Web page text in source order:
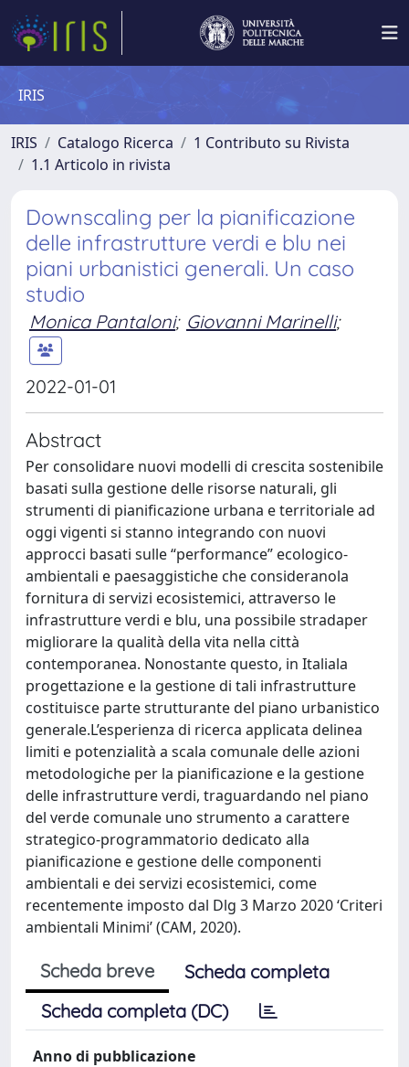
IRIS
IRIS Catalogo Ricerca
1 Contributo su Rivista
1.1 Articolo in rivista
Downscaling per la pianificazione
delle infrastrutture verdi e blu nei
piani urbanistici generali. Un caso
studio
Monica Pantaloni; Giovanni Marinelli;
2022-01-01
Abstract
Per consolidare nuovi modelli di crescita sostenibile
basati sulla gestione delle risorse naturali, gli
strumenti di pianificazione urbana e territoriale ad
oggi vigenti si stanno integrando con nuovi
approcci basati sulle “performance” ecologico-
ambientali e paesaggistiche che consideranola
fornitura di servizi ecosistemici, attraverso le
infrastrutture verdi e blu, una possibile stradaper
migliorare la qualità della vita nella città
contemporanea. Nonostante questo, in Italiala
progettazione e la gestione di tali infrastrutture
costituisce parte strutturante del piano urbanistico
generale.L’esperienza di ricerca applicata delinea
limiti e potenzialità a scala comunale delle azioni
metodologiche per la pianificazione e la gestione
delle infrastrutture verdi, traguardando nel piano
del verde comunale uno strumento a carattere
strategico-programmatorio dedicato alla
pianificazione e gestione delle componenti
ambientali e dei servizi ecosistemici, come
recentemente imposto dal Dlg 3 Marzo 2020 ‘Criteri
ambientali Minimi’ (CAM, 2020).
Scheda breve
Scheda completa
Scheda completa (DC)
Anno di pubblicazione